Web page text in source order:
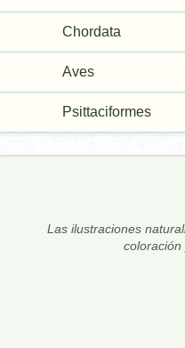
Chordata
Aves
Psittaciformes
Las ilustraciones
coloración